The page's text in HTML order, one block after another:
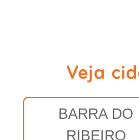
Veja
BARRA DO
RIBEIRO